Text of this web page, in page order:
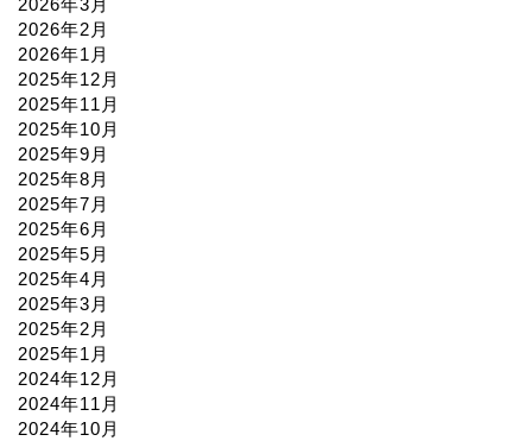
2026年3月
2026年2月
2026年1月
2025年12月
2025年11月
2025年10月
2025年9月
2025年8月
2025年7月
2025年6月
2025年5月
2025年4月
2025年3月
2025年2月
2025年1月
2024年12月
2024年11月
2024年10月